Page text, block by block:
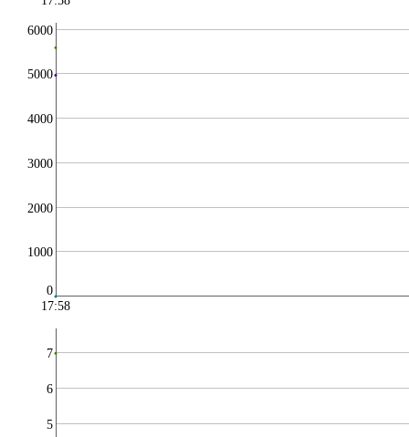
0
1000
2000
3000
4000
5000
6000
17:58
5
6
7